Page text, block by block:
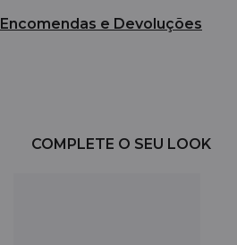
Encomendas e Devoluções
COMPLETE O SEU LOOK